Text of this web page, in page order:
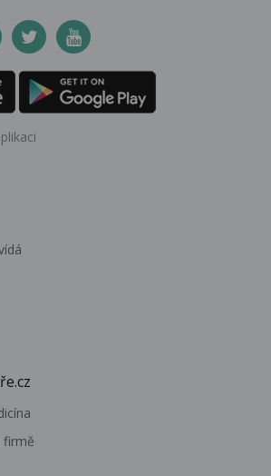
firmě